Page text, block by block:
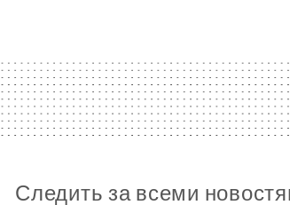
Следить за всеми